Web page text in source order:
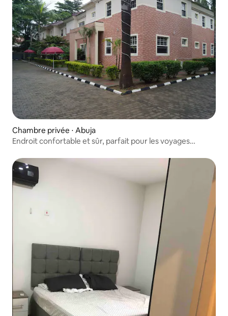
Chambre privée ⋅ Abuja
Endroit confortable et sûr, parfait pour les voyages